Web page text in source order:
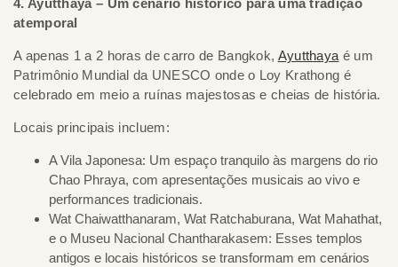
4. Ayutthaya – Um cenário histórico para uma tradição
atemporal
A apenas 1 a 2 horas de carro de Bangkok, Ayutthaya é um
Patrimônio Mundial da UNESCO onde o Loy Krathong é
celebrado em meio a ruínas majestosas e cheias de história.
Locais principais incluem:
A Vila Japonesa: Um espaço tranquilo às margens do rio
Chao Phraya, com apresentações musicais ao vivo e
performances tradicionais.
Wat Chaiwatthanaram, Wat Ratchaburana, Wat Mahathat,
e o Museu Nacional Chantharakasem: Esses templos
antigos e locais históricos se transformam em cenários